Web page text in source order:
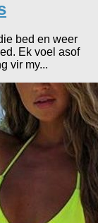
bed en weer
Ek voel asof
vir my...